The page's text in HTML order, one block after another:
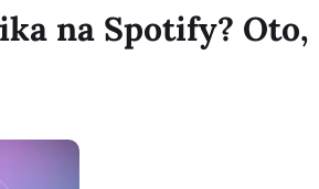
na Spotify? Oto,